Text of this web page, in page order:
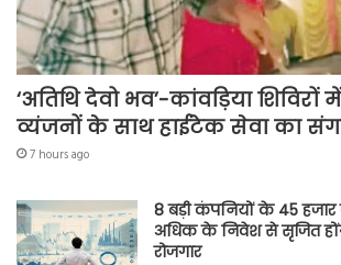
‘अतिथि देवो भव’-कांवड़िया शिविरों
व्यंजनों के साथ हाईटेक सेवा का
7 hours ago
8 बड़ी कंपनियों के 45
अधिक के निवेश से सृजित
रोजगार